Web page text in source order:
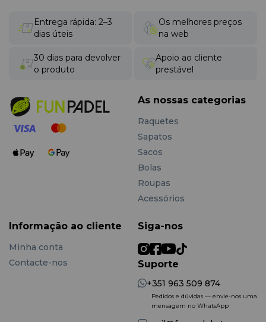
Entrega rápida: 2–3
dias úteis
Os melhores preços
na web
30 dias para devolver
o produto
Apoio ao cliente
prestável
As nossas categorias
Raquetes
Sapatos
Sacos
Bolas
Roupas
Acessórios
Informação ao cliente
Minha conta
Contacte-nos
Siga-nos
Suporte
+351 963 509 874
Pedidos e dúvidas — envie-nos uma
mensagem no WhatsApp